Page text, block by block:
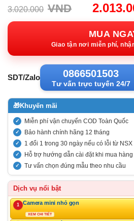
3.020.000 VND
Giá
gốc:
MUA
Giao tận nơi miễn phí,
SDT/Zalo 0866501503
Tư vấn trực tuyến 24/7
🎁Khuyến mãi
Miễn phí vận chuyển COD Toàn Quốc
Bảo hành chính hãng 12 tháng
1 đổi 1 trong 30 ngày nếu có lỗi từ NSX
Hỗ trợ hướng dẫn cài đặt khi mua hàng
Tư vấn chọn đúng mẫu theo nhu cầu
Dịch vụ nổi bật
1 Camera mini nhỏ gọn
XEM CHI TIẾT